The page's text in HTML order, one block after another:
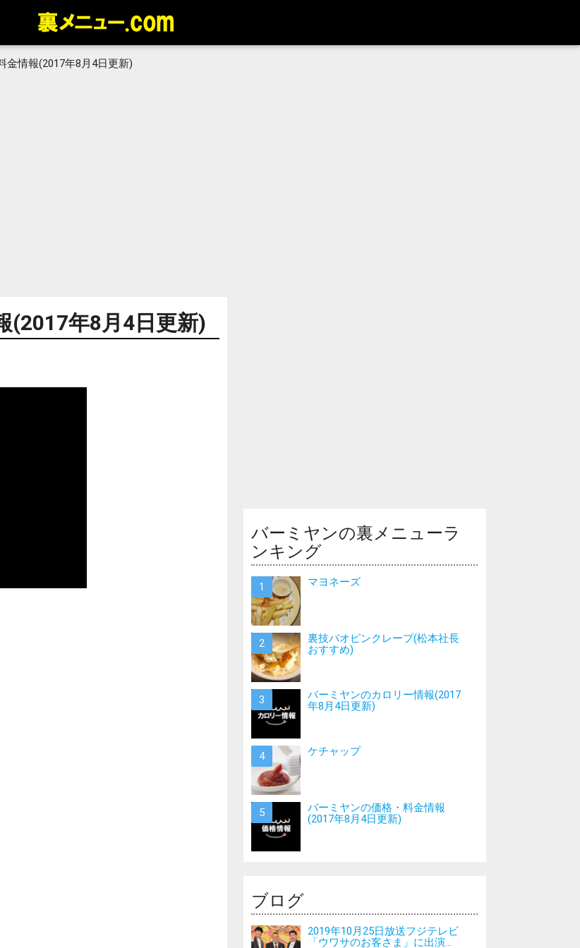
金情報(2017年8月4日更新)
(2017年8月4日更新)
バーミヤンの裏メニューラ
ンキング
マヨネーズ
裏技パオピンクレープ(松本社長
おすすめ)
バーミヤンのカロリー情報(2017
年8月4日更新)
ケチャップ
バーミヤンの価格・料金情報
(2017年8月4日更新)
ブログ
2019年10月25日放送フジテレビ
「ウワサのお客さま」に出演...